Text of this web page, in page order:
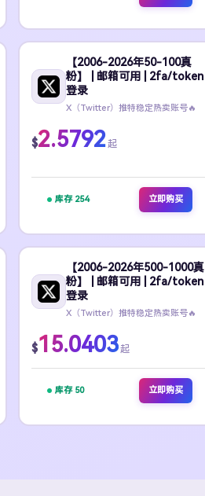
【2006-2026年50-100真
粉】 | 邮箱可用 | 2fa/token
登录
X（Twitter）推特稳定热卖账号🔥
$2.5792起
库存 254 立即购买
【2006-2026年500-1000真
粉】 | 邮箱可用 | 2fa/token
登录
X（Twitter）推特稳定热卖账号🔥
$15.0403起
库存 50 立即购买